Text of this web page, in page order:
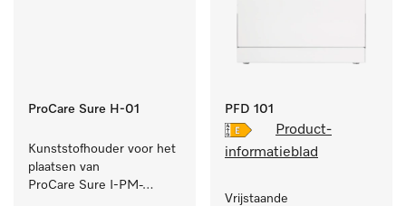
ProCare Sure H-01
Kunststofhouder voor het
plaatsen van
ProCare Sure I-PM-
PFD 101
Product-
informatieblad
Vrijstaande